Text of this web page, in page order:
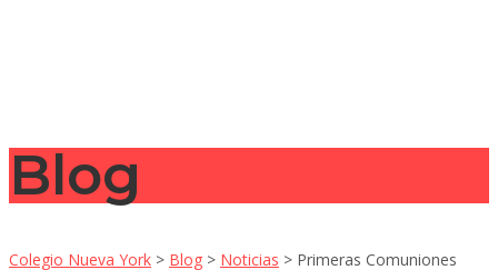
Blog
Colegio Nueva York > Blog > Noticias > Primeras Comuniones